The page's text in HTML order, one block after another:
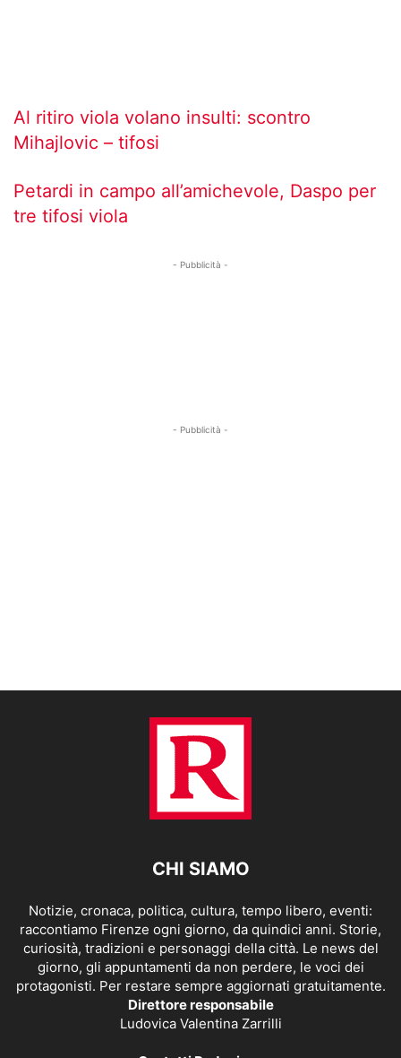
Al ritiro viola volano insulti: scontro
Mihajlovic – tifosi
Petardi in campo all’amichevole, Daspo per
tre tifosi viola
- Pubblicità -
- Pubblicità -
CHI SIAMO
Notizie, cronaca, politica, cultura, tempo libero, eventi:
raccontiamo Firenze ogni giorno, da quindici anni. Storie,
curiosità, tradizioni e personaggi della città. Le news del
giorno, gli appuntamenti da non perdere, le voci dei
protagonisti. Per restare sempre aggiornati gratuitamente.
Direttore responsabile
Ludovica Valentina Zarrilli